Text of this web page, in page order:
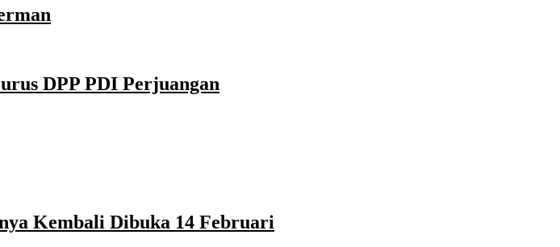
DPP PDI Perjuangan
Kembali Dibuka 14 Februari